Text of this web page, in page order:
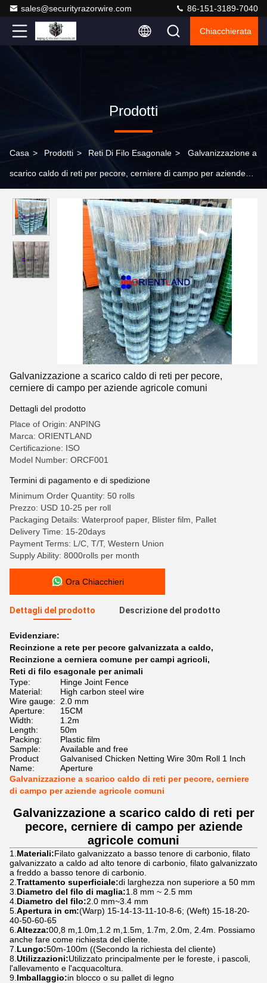
sales@securityrazorwire.com 86-151-3189-7040
Chiacchierata
Prodotti
Casa > Prodotti > Reti Di Filo Esagonale > Galvanizzazione a
scarico caldo di reti per pecore, cerniere di campo per aziende
Galvanizzazione a scarico caldo di reti per pecore,
cerniere di campo per aziende agricole comuni
Dettagli del prodotto
Place of Origin: ANPING
Marca: ORIENTLAND
Certificazione: ISO
Model Number: ORCF001
Termini di pagamento e di spedizione
Minimum Order Quantity: 50 rolls
Prezzo: USD 10-25 per roll
Packaging Details: Waterproof paper, Blister film, Pallet
Delivery Time: 15-20days
Payment Terms: L/C, T/T, Western Union
Supply Ability: 8000rolls per month
Ora Chiacchieri
Dettagli del prodotto Descrizione del prodotto
Evidenziare:
Recinzione a rete per pecore galvanizzata a caldo,
Recinzione a cerniera comune per campi agricoli,
Reti di filo esagonale per animali
Type:
Hinge Joint Fence
Material:
High carbon steel wire
Wire gauge:
2.0 mm
Aperture:
15CM
Width:
1.2m
Length:
50m
Packing:
Plastic film
Sample:
Available and free
Product
Name:
Galvanised Chicken Netting Wire 30m Roll 1 Inch
Aperture
Galvanizzazione a scarico caldo di reti per pecore, cerniere
di campo per aziende agricole comuni
Galvanizzazione a scarico caldo di reti per
pecore, cerniere di campo per aziende
agricole comuni
1. Materiali:Filato galvanizzato a basso tenore di carbonio, filato
galvanizzato a caldo ad alto tenore di carbonio, filato galvanizzato
a freddo a basso tenore di carbonio.
2. Trattamento superficiale:di larghezza non superiore a 50 mm
3. Diametro del filo di maglia:1.8 mm ~ 2.5 mm
4. Diametro del filo:2.0 mm~3.4 mm
5. Apertura in cm:(Warp) 15-14-13-11-10-8-6; (Weft) 15-18-20-
40-50-60-65
6. Altezza:00,8 m,1.0m,1.2 m,1.5m, 1.7m, 2.0m, 2.4m. Possiamo
anche fare come richiesta del cliente.
7. Lungo:50m-100m ((Secondo la richiesta del cliente)
8. Utilizzazioni:Utilizzato principalmente per le foreste, i pascoli,
l'allevamento e l'acquacoltura.
9. Imballaggio:in blocco o su pallet di legno